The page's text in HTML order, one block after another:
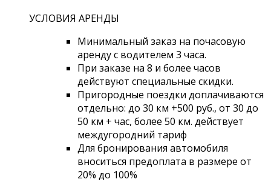
УСЛОВИЯ АРЕНДЫ
Минимальный заказ на почасовую
аренду с водителем 3 часа.
При заказе на 8 и более часов
действуют специальные скидки.
Пригородные поездки доплачиваются
отдельно: до 30 км +500 руб., от 30 до
50 км + час, более 50 км. действует
междугородний тариф
Для бронирования автомобиля
вноситься предоплата в размере от
20% до 100%